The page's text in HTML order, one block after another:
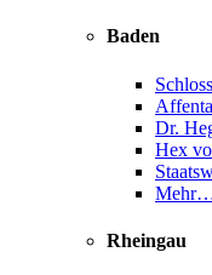
Baden
Dr.
Hex
Rheingau